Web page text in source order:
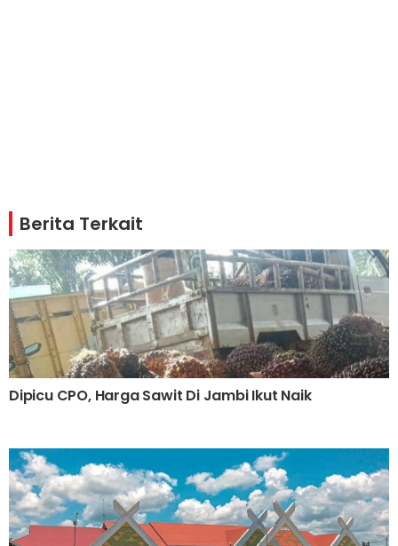
Berita Terkait
Dipicu CPO, Harga Sawit Di Jambi Ikut Naik